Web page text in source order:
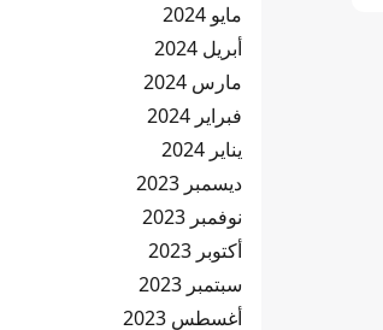
مايو 2024
أبريل 2024
مارس 2024
فبراير 2024
يناير 2024
ديسمبر 2023
نوفمبر 2023
أكتوبر 2023
سبتمبر 2023
أغسطس 2023